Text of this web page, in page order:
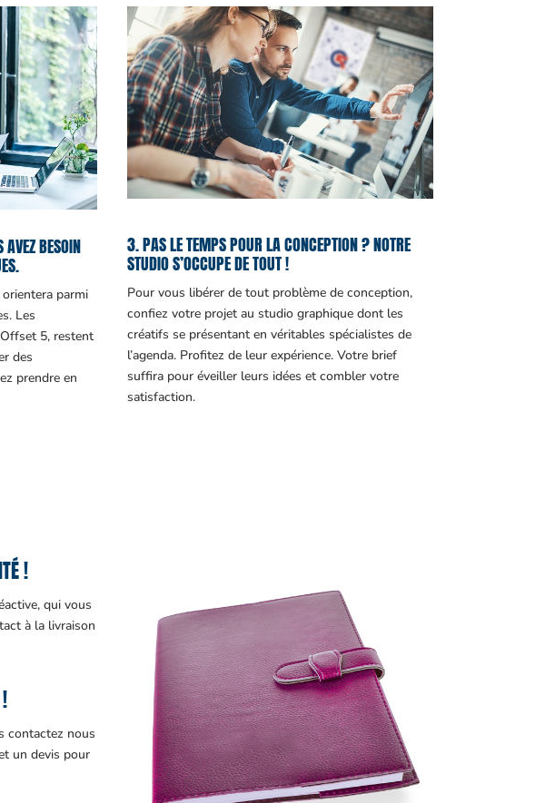
BESOIN
parmi
Les
5, restent
des
prendre en
3. PAS LE TEMPS POUR LA CONCEPTION ? NOTRE
STUDIO S’OCCUPE DE TOUT !
Pour vous libérer de tout problème de conception,
confiez votre projet au studio graphique dont les
créatifs se présentant en véritables spécialistes de
l’agenda. Profitez de leur expérience. Votre brief
suffira pour éveiller leurs idées et combler votre
satisfaction.
!
qui vous
à la livraison
!
contactez nous
un devis pour